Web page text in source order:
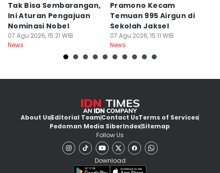
Tak Bisa Sembarangan,
Ini Aturan Pengajuan
Nominasi Nobel
07 Agu 2026, 15:21 WIB
News
Pramono Kecam
Temuan 995 Airgun di
Sekolah Jaksel
07 Agu 2026, 15:11 WIB
News
About UsEditorial TeamContact UsTerms of Services
Pedoman Media SiberIndexSitemap
Follow Us
Download